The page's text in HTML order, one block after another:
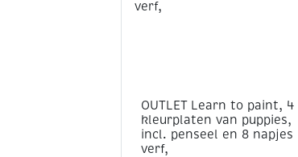
OUTLET Learn to paint, 4
kleurplaten van puppies,
incl. penseel en 8 napjes
verf,